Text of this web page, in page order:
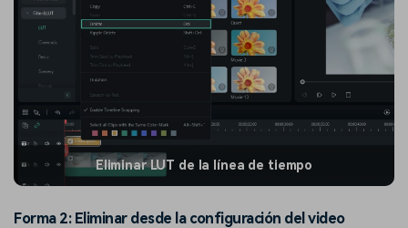
Eliminar LUT de la línea de tiempo
Forma 2: Eliminar desde la configuración del video